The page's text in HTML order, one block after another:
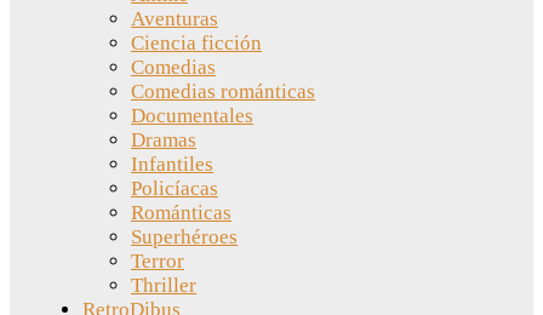
Aventuras
Ciencia ficción
Comedias
Comedias románticas
Documentales
Dramas
Infantiles
Policíacas
Románticas
Superhéroes
Terror
Thriller
RetroDibus